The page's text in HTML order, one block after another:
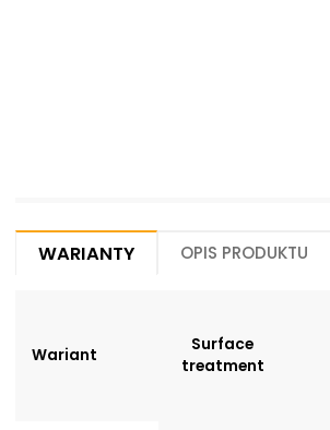
Warianty Opis produktu
Wariant
Surface
treatment